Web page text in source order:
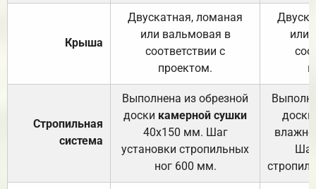
Крыша
Двускатная, ломаная
или вальмовая в
соответствии с
проектом.
или
Стропильная
система
Выполнена из обрезной
доски камерной сушки
40х150 мм. Шаг
установки стропильных
ног 600 мм.
доски